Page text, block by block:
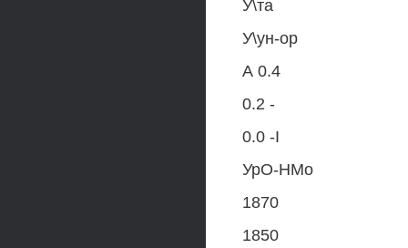
У\та
У\ун-ор
А 0.4
0.2 -
0.0 -I
УрО-НМо
1870
1850